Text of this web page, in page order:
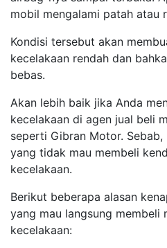
mobil mengalami patah atau
Kondisi tersebut akan
kecelakaan rendah dan
bebas.
Akan lebih baik jika Anda
kecelakaan di agen jual beli
seperti Gibran Motor.
yang tidak mau membeli
kecelakaan.
Berikut beberapa alasan
yang mau langsung membeli
kecelakaan: